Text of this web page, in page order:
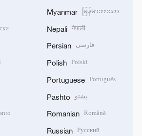
Myanmar မြန်မာဘာသာ
Nepali नेपाली
Persian فارسی
Polish Polski
Portuguese Português
Pashto پښتو
Romanian Română
Russian Русский